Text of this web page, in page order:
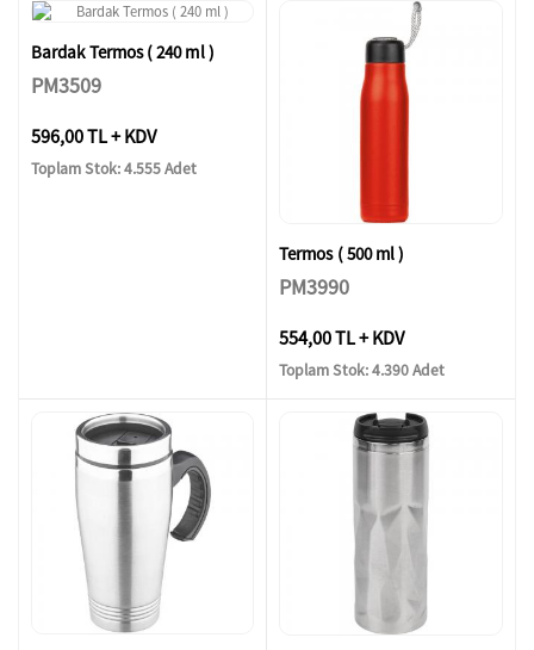
Bardak Termos ( 240 ml )
PM3509
596,00 TL + KDV
Toplam Stok: 4.555 Adet
Termos ( 500 ml )
PM3990
554,00 TL + KDV
Toplam Stok: 4.390 Adet